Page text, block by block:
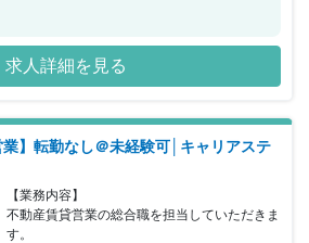
」の理念を 大事にしており、お客様に満
喜び合うような人間関係です。 『稼げ
会いを大切にできる』営業です。 収入は基
は安定。 もちろん、頑張りや成果について
求人詳細を見る
】転勤なし＠未経験可│キャリアステ
【業務内容】
不動産賃貸営業の総合職を担当していただきま
す。